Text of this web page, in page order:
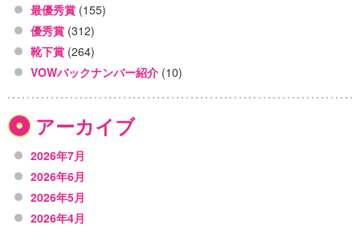
最優秀賞 (155)
優秀賞 (312)
靴下賞 (264)
VOWバックナンバー紹介 (10)
アーカイブ
2026年7月
2026年6月
2026年5月
2026年4月